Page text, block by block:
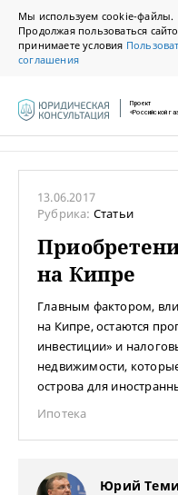
Мы используем cookie-файлы.
Продолжая пользоваться
принимаете условия
соглашения
Проект
«Российской
13.06.2017
Рубрика: Статьи
на Кипре
Главным фактором,
на Кипре, остаются
инвестиции» и
недвижимости,
острова для
Ипотека
Юрий